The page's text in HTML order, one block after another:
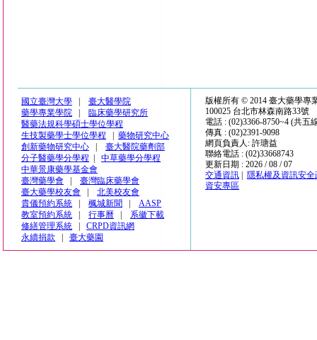
國立臺灣大學
臺大醫學院
藥學專業學院
臨床藥學研究所
醫藥法規科學碩士學位學程
生技製藥學士學位學程
藥物研究中心
創新藥物研究中心
臺大醫院藥劑部
分子醫藥學分學程
中草藥學分學程
中華景康藥學基金會
臺灣藥學會
臺灣臨床藥學會
臺大藥學校友會
北美校友會
貴儀預約系統
楓城新聞
AASP
教室預約系統
行事曆
系徽下載
修繕管理系統
CRPD資訊網
永續捐款
臺大藥園
版權所有 © 2014 臺大藥學專
100025 台北市林森南路33號
電話 : (02)3366-8750~4 (共五
傳真 : (02)2391-9098
網頁負責人: 許瑭益
聯絡電話 : (02)33668743
更新日期 : 2026 / 08 / 07
交通資訊
隱私權及資訊安全
資安專區